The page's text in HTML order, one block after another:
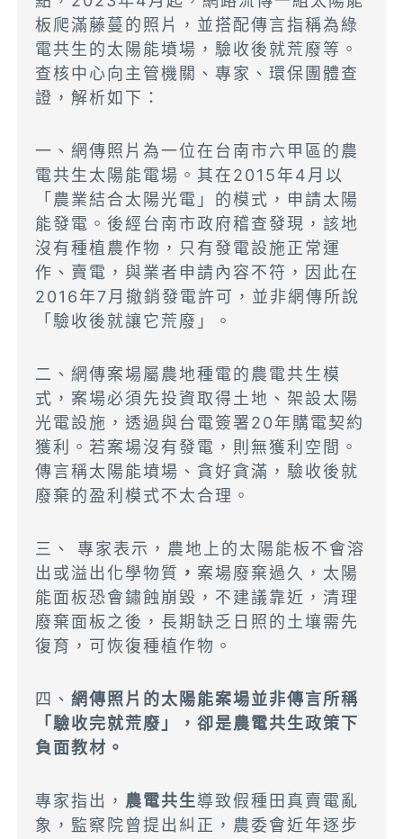
板爬滿藤蔓的照片，並搭配傳言指稱為綠
電共生的太陽能墳場，驗收後就荒廢等。
查核中心向主管機關、專家、環保團體查
證，解析如下：
一、網傳照片為一位在台南市六甲區的農
電共生太陽能電場。其在2015年4月以
「農業結合太陽光電」的模式，申請太陽
能發電。後經台南市政府稽查發現，該地
沒有種植農作物，只有發電設施正常運
作、賣電，與業者申請內容不符，因此在
2016年7月撤銷發電許可，並非網傳所說
「驗收後就讓它荒廢」。
二、網傳案場屬農地種電的農電共生模
式，案場必須先投資取得土地、架設太陽
光電設施，透過與台電簽署20年購電契約
獲利。若案場沒有發電，則無獲利空間。
傳言稱太陽能墳場、貪好貪滿，驗收後就
廢棄的盈利模式不太合理。
三、 專家表示，農地上的太陽能板不會溶
出或溢出化學物質 ， 案場廢棄過久，太陽
能面板恐會鏽蝕崩毀，不建議靠近，清理
廢棄面板之後，長期缺乏日照的土壤需先
復育，可恢復種植作物。
四、網傳照片的太陽能案場並非傳言所稱
「驗收完就荒廢」，卻是農電共生政策下
負面教材。
專家指出， 農電共生導致假種田真賣電亂
象，監察院曾提出糾正，農委會近年逐步